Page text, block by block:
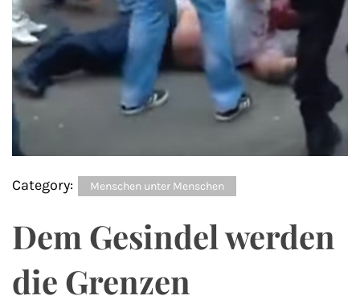
Category: Menschen unter Menschen
Dem Gesindel werden
die Grenzen